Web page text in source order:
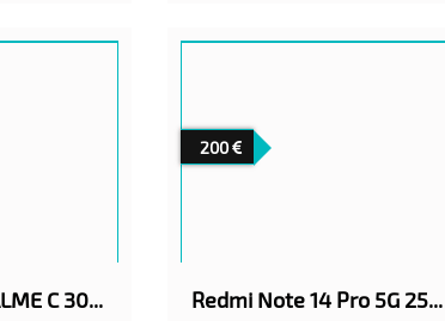
смартфон REALME C 30 НОВЫЙ
200
Redmi Note 14 Pro 5G 256GB